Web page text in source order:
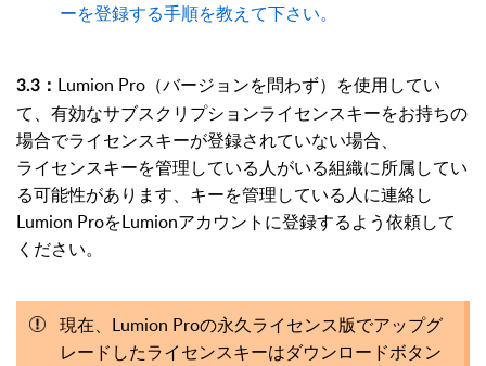
ーを登録する手順を教えて下さい。
3.3： Lumion Pro（バージョンを問わず）を使用してい
て、有効なサブスクリプションライセンスキーをお持ちの
場合でライセンスキーが登録されていない場合、
ライセンスキーを管理している人がいる組織に所属してい
る可能性があります、キーを管理している人に連絡し
Lumion ProをLumionアカウントに登録するよう依頼して
ください。
現在、Lumion Proの永久ライセンス版でアップグ
レードしたライセンスキーはダウンロードボタン